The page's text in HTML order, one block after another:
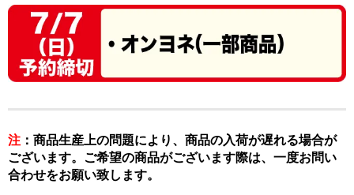
注 ：商品生産上の問題により、商品の入荷が遅れる場合が
ございます。ご希望の商品がございます際は、一度お問い
合わせをお願い致します。